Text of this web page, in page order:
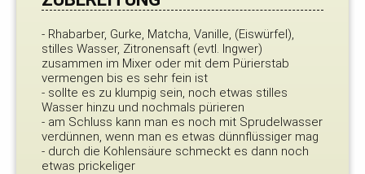
- Rhabarber, Gurke, Matcha, Vanille, (Eiswürfel),
stilles Wasser, Zitronensaft (evtl. Ingwer)
zusammen im Mixer oder mit dem Pürierstab
vermengen bis es sehr fein ist
- sollte es zu klumpig sein, noch etwas stilles
Wasser hinzu und nochmals pürieren
- am Schluss kann man es noch mit Sprudelwasser
verdünnen, wenn man es etwas dünnflüssiger mag
- durch die Kohlensäure schmeckt es dann noch
etwas prickeliger